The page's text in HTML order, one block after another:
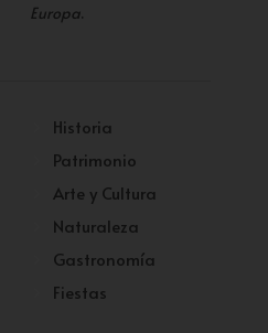
Europa.
Historia
Patrimonio
Arte y Cultura
Naturaleza
Gastronomía
Fiestas